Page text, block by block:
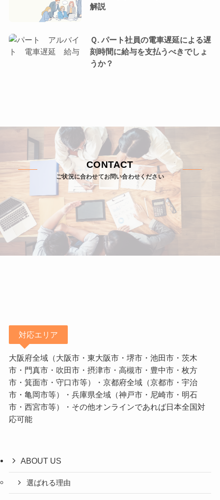
解説
Ｑ. パート社員の電車遅延による遅
刻時間に給与を支払うべきでしょ
うか？
CONTACT
ご状況に合わせてお問い合わせください
対応エリア
大阪府全域（大阪市・東大阪市・堺市・池田市・茨木
市・門真市・吹田市・摂津市・高槻市・豊中市・枚方
市・箕面市・守口市等）・京都府全域（京都市・宇治
市・亀岡市等）・兵庫県全域（神戸市・尼崎市・明石
市・西宮市等）・その他オンラインであれば日本全国対
応可能
ABOUT US
選ばれる理由